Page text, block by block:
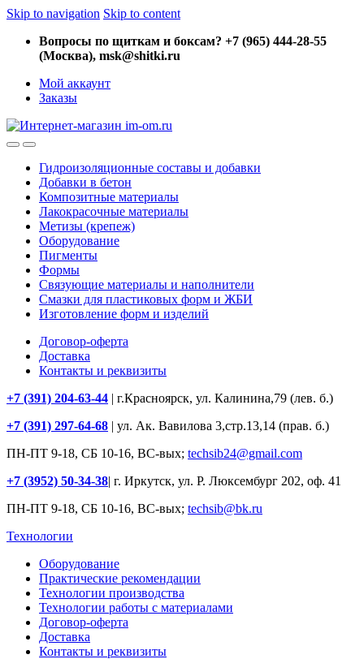
Skip to navigation Skip to content
Вопросы по щиткам и боксам? +7 (965) 444-28-55
(Москва), msk@shitki.ru
Мой аккаунт
Заказы
Гидроизоляционные составы и добавки
Добавки в бетон
Композитные материалы
Лакокрасочные материалы
Метизы (крепеж)
Оборудование
Пигменты
Формы
Связующие материалы и наполнители
Смазки для пластиковых форм и ЖБИ
Изготовление форм и изделий
Договор-оферта
Доставка
Контакты и реквизиты
+7 (391) 204-63-44 | г.Красноярск, ул. Калинина,79 (лев. б.)
+7 (391) 297-64-68 | ул. Ак. Вавилова 3,стр.13,14 (прав. б.)
ПН-ПТ 9-18, СБ 10-16, ВС-вых; techsib24@gmail.com
+7 (3952) 50-34-38| г. Иркутск, ул. Р. Люксембург 202, оф. 41
ПН-ПТ 9-18, СБ 10-16, ВС-вых; techsib@bk.ru
Технологии
Оборудование
Практические рекомендации
Технологии производства
Технологии работы с материалами
Договор-оферта
Доставка
Контакты и реквизиты